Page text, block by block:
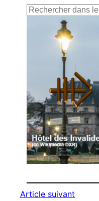
Rechercher
Article suivant